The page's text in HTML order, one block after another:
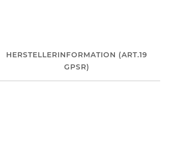
HERSTELLERINFORMATION (ART.19
GPSR)